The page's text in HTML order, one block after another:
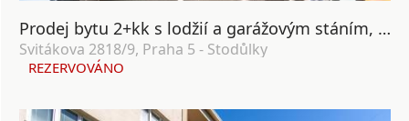
Prodej bytu 2+kk s lodžií a garážovým stáním, OV, 58m², ul. Svitákova 2818/9, Praha 5 - Stodůlky
Svitákova 2818/9, Praha 5 - Stodůlky
REZERVOVÁNO